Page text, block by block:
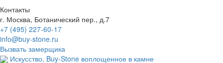
Контакты
г. Москва, Ботанический пер., д.7
+7 (495) 227-60-17
info@buy-stone.ru
Вызвать замерщика
Искусство, Buy-Stone воплощенное в камне